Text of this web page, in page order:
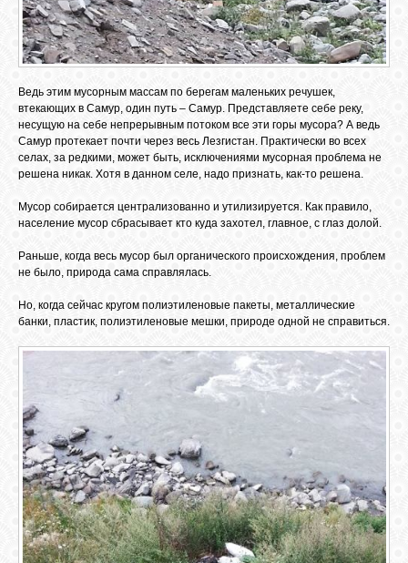
МУЗЫКА
ОТВЕТЫ
ВХОД
VK
GOOGLE+
Ведь этим мусорным массам по берегам маленьких речушек,
втекающих в Самур, один путь – Самур. Представляете себе реку,
несущую на себе непрерывным потоком все эти горы мусора? А ведь
Самур протекает почти через весь Лезгистан. Практически во всех
селах, за редкими, может быть, исключениями мусорная проблема не
решена никак. Хотя в данном селе, надо признать, как-то решена.
Мусор собирается централизованно и утилизируется. Как правило,
население мусор сбрасывает кто куда захотел, главное, с глаз долой.
Раньше, когда весь мусор был органического происхождения, проблем
не было, природа сама справлялась.
Но, когда сейчас кругом полиэтиленовые пакеты, металлические
банки, пластик, полиэтиленовые мешки, природе одной не справиться.